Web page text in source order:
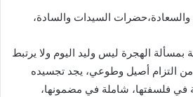
السيدات والسادة،
بمسألة الهجرة ليس وليد اليوم ولا يرتبط
من التزام أصيل وطوعي، يجد تجسيده
في فلسفتها، شاملة في مضمونها،